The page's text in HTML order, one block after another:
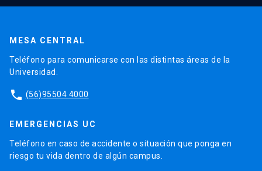
MESA CENTRAL
Teléfono para comunicarse con las distintas áreas de la
Universidad.
phone (56)95504 4000
EMERGENCIAS UC
Teléfono en caso de accidente o situación que ponga en
riesgo tu vida dentro de algún campus.